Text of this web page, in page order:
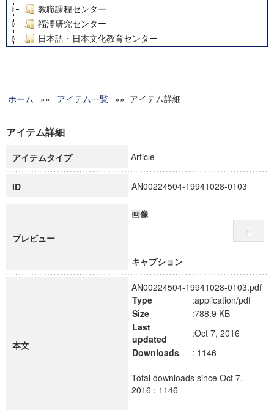
教職課程センター
福澤研究センター
日本語・日本文化教育センター
グローバルリサーチインスティテュート
科学研究費補助金研究成果報告書
慶應義塾大学グローバルCOEプログラム市民社会ガバナンス
慶應義塾大学グローバルCOEプログラム論理と感性の先端的
博士課程教育リーディングプログラム「超成熟社会発展のサ
学術雑誌掲載論文等(8)
ホーム »» アイテム一覧 »» アイテム詳細
アイテム詳細
アイテムタイプ Article
ID AN00224504-19941028-0103
プレビュー
画像
キャプション
本文
AN00224504-19941028-0103.pdf
Type
:application/pdf
Size
:788.9 KB
Last
updated
:Oct 7, 2016
Downloads
: 1146
Total downloads since Oct 7,
2016 : 1146